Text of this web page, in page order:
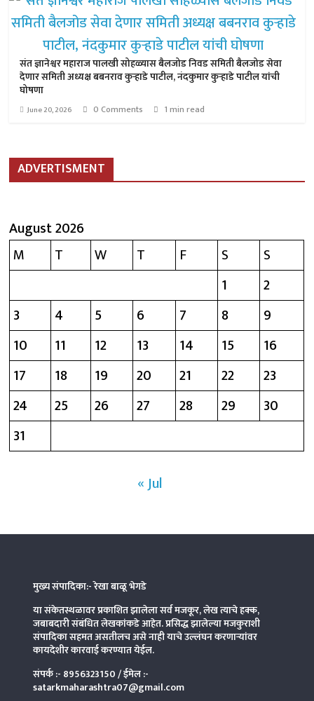
संत ज्ञानेश्वर महाराज पालखी सोहळ्यास बैलजोड निवड समिती बैलजोड सेवा
देणार समिती अध्यक्ष बबनराव कुऱ्हाडे पाटील, नंदकुमार कुऱ्हाडे पाटील यांची
घोषणा
June 20, 2026 0 Comments 1 min read
ADVERTISMENT
August 2026
M
T W T F S
S
1
2
3
4 5 6 7 8
9
10
11 12 13 14 15
16
17
18 19 20 21 22
23
24
25 26 27 28 29
30
31
« Jul
मुख्य संपादिका:- रेखा बाळू भेगडे
या संकेतस्थळावर प्रकाशित झालेला सर्व मजकूर, लेख त्याचे हक्क,
जबाबदारी संबंधित लेखकांकडे आहेत. प्रसिद्ध झालेल्या मजकुराशी
संपादिकासहमत असतीलच असे नाही याचे उल्लंघन करणाऱ्यांवर
कायदेशीर कारवाई करण्यात येईल.
संपर्क :- 8956323150/ ईमेल :-
satarkmaharashtra07@gmail.com